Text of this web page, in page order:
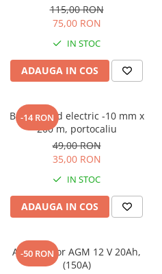
115,00 RON
75,00 RON
IN STOC
ADAUGA IN COS
-14 RON
Banda gard electric -10 mm x
200 m, portocaliu
49,00 RON
35,00 RON
IN STOC
ADAUGA IN COS
-50 RON
Acumulator AGM 12 V 20Ah,
(150A)